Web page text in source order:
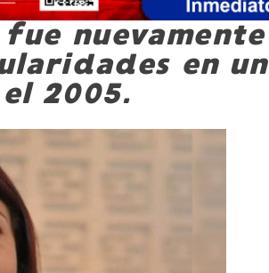
nuevamente
en un
2005.